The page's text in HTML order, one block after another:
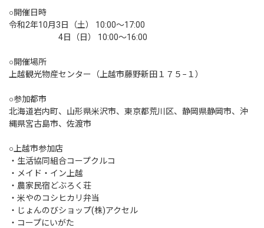
○開催日時
令和2年10月3日（土） 10:00～17:00
4日（日） 10:00～16:00
○開催場所
上越観光物産センター（上越市藤野新田１７５−１）
○参加都市
北海道岩内町、山形県米沢市、東京都荒川区、静岡県静岡市、沖
縄県宮古島市、佐渡市
○上越市参加店
・生活協同組合コープクルコ
・メイド・イン上越
・農家民宿どぶろく荘
・米やのコシヒカリ弁当
・じょんのびショップ(株)アクセル
・コープにいがた